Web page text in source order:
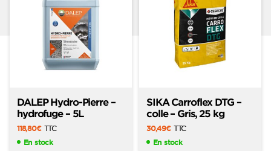
DALEP Hydro-Pierre –
hydrofuge – 5L
118,80€ TTC
En stock
SIKA Carroflex DTG –
colle – Gris, 25 kg
30,49€ TTC
En stock